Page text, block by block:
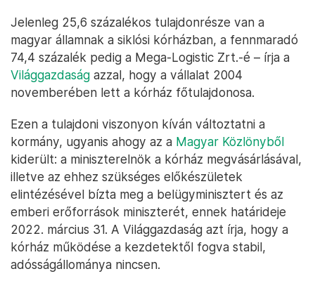
Jelenleg 25,6 százalékos tulajdonrésze van a
magyar államnak a siklósi kórházban, a fennmaradó
74,4 százalék pedig a Mega-Logistic Zrt.-é – írja a
Világgazdaság azzal, hogy a vállalat 2004
novemberében lett a kórház főtulajdonosa.
Ezen a tulajdoni viszonyon kíván változtatni a
kormány, ugyanis ahogy az a Magyar Közlönyből
kiderült: a miniszterelnök a kórház megvásárlásával,
illetve az ehhez szükséges előkészületek
elintézésével bízta meg a belügyminisztert és az
emberi erőforrások miniszterét, ennek határideje
2022. március 31. A Világgazdaság azt írja, hogy a
kórház működése a kezdetektől fogva stabil,
adósságállománya nincsen.